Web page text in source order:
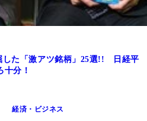
した「激アツ銘柄」25選!! 日経平
十分！
経済・ビジネス